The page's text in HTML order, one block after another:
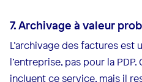
7. Archivage à valeur
L’archivage des factures
l’entreprise, pas pour la
incluent ce service, mais il